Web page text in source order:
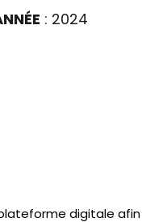
: 2024
plateforme digitale